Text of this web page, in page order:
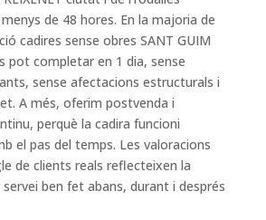
de 48 hores. En la majoria de
cadires sense obres SANT GUIM
pot completar en 1 dia, sense
sense afectacions estructurals i
A més, oferim postvenda i
perquè la cadira funcioni
el pas del temps. Les valoracions
de clients reals reflecteixen la
servei ben fet abans, durant i després